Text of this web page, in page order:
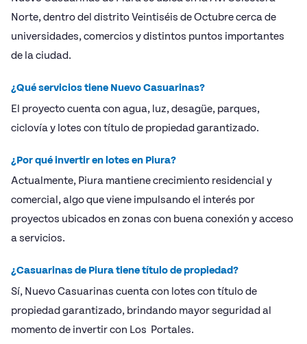
Norte, dentro del distrito Veintiséis de Octubre cerca de
universidades, comercios y distintos puntos importantes
de la ciudad.
¿Qué servicios tiene Nuevo Casuarinas?
El proyecto cuenta con agua, luz, desagüe, parques,
ciclovía y lotes con título de propiedad garantizado.
¿Por qué invertir en lotes en Piura?
Actualmente, Piura mantiene crecimiento residencial y
comercial, algo que viene impulsando el interés por
proyectos ubicados en zonas con buena conexión y acceso
a servicios.
¿Casuarinas de Piura tiene título de propiedad?
Sí, Nuevo Casuarinas cuenta con lotes con título de
propiedad garantizado, brindando mayor seguridad al
momento de invertir con Los Portales.